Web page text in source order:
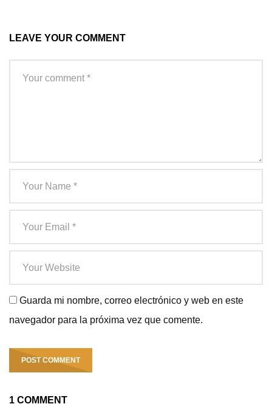
LEAVE YOUR COMMENT
Guarda mi nombre, correo electrónico y web en este
navegador para la próxima vez que comente.
1 COMMENT